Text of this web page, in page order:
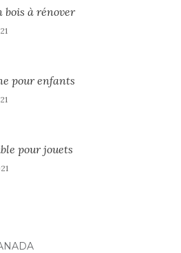
bois à rénover
pour enfants
pour jouets